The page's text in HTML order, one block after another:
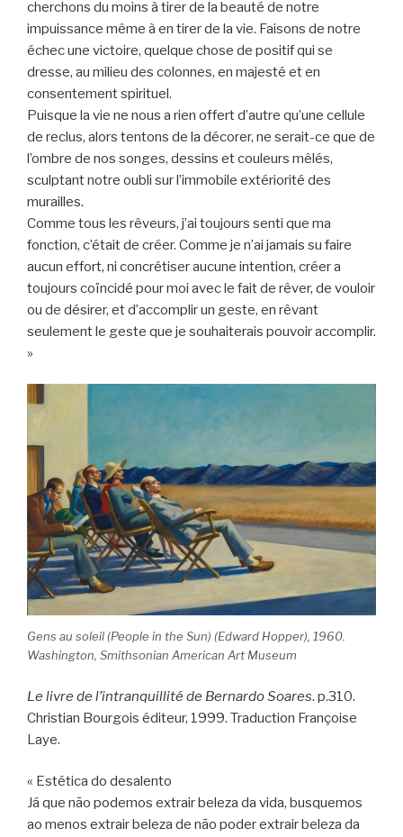
cherchons du moins à tirer de la beauté de notre
impuissance même à en tirer de la vie. Faisons de notre
échec une victoire, quelque chose de positif qui se
dresse, au milieu des colonnes, en majesté et en
consentement spirituel.
Puisque la vie ne nous a rien offert d’autre qu’une cellule
de reclus, alors tentons de la décorer, ne serait-ce que de
l’ombre de nos songes, dessins et couleurs mêlés,
sculptant notre oubli sur l’immobile extériorité des
murailles.
Comme tous les rêveurs, j’ai toujours senti que ma
fonction, c’était de créer. Comme je n’ai jamais su faire
aucun effort, ni concrétiser aucune intention, créer a
toujours coïncidé pour moi avec le fait de rêver, de vouloir
ou de désirer, et d’accomplir un geste, en rêvant
seulement le geste que je souhaiterais pouvoir accomplir.
»
Gens au soleil (People in the Sun) (Edward Hopper), 1960.
Washington, Smithsonian American Art Museum
Le livre de l’intranquillité de Bernardo Soares. p.310.
Christian Bourgois éditeur, 1999. Traduction Françoise
Laye.
« Estética do desalento
Já que não podemos extrair beleza da vida, busquemos
ao menos extrair beleza de não poder extrair beleza da